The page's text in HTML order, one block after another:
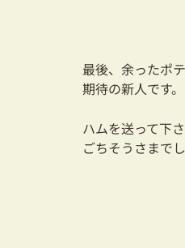
最後、余ったポ
期待の新人です。
ハムを送って下
ごちそうさまで